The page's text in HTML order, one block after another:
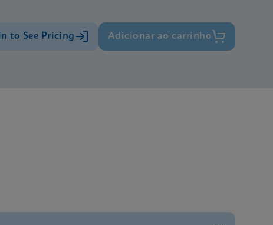
to See Pricing Adicionar ao carrinho